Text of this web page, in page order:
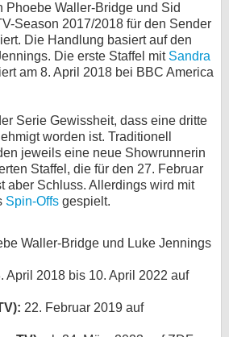
Waller-Bridge und Sid
Season 2017/2018 für den Sender
Die Handlung basiert auf den
Die erste Staffel mit Sandra
am 8. April 2018 bei BBC America
Serie Gewissheit, dass eine dritte
worden ist. Traditionell
jeweils eine neue Showrunnerin
Staffel, die für den 27. Februar
aber Schluss. Allerdings wird mit
Spin-Offs gespielt.
Waller-Bridge und Luke Jennings
April 2018 bis 10. April 2022 auf
22. Februar 2019 auf
Specials
SERVICE
Gewinnspiele
bei X
bei Facebook